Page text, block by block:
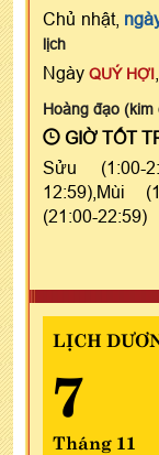
Chủ nhật,
lịch
Ngày QUÝ HỢI
Hoàng đạo
GIỜ TỐT
Sửu (1:00-
12:59),Mùi
(21:00-22:59)
LỊCH
7
Tháng 11